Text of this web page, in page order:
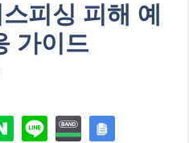
피싱 피해 예
가이드